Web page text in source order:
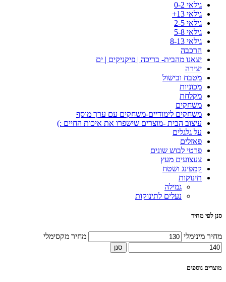
גילאי 0-2
גילאי 13+
גילאי 2-5
גילאי 5-8
גילאי 8-13
הרכבה
יצאנו מהבית- בריכה | פיקניקים | ים
יצירה
מטבח ובישול
מכוניות
מקלחת
משחקים
משחקים לימודיים-משחקים עם ערך מוסף
עיצוב הבית -מוצרים שישפרו את איכות החיים :)
על גלגלים
פאזלים
פרטי לבוש שונים
צעצועים מעץ
קמפינג ושטח
תינוקות
גמילה
נעלים לתינוקות
סנן לפי מחיר
מחיר מינימלי מחיר מקסימלי
סנן
מוצרים נוספים